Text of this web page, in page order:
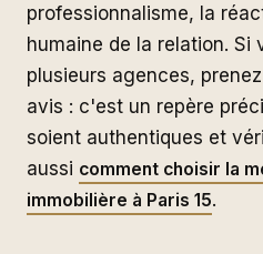
professionnalisme, la
humaine de la relation. Si
plusieurs agences,
avis : c'est un repère
soient authentiques et
aussi comment choisir la
immobilière à Paris 15.